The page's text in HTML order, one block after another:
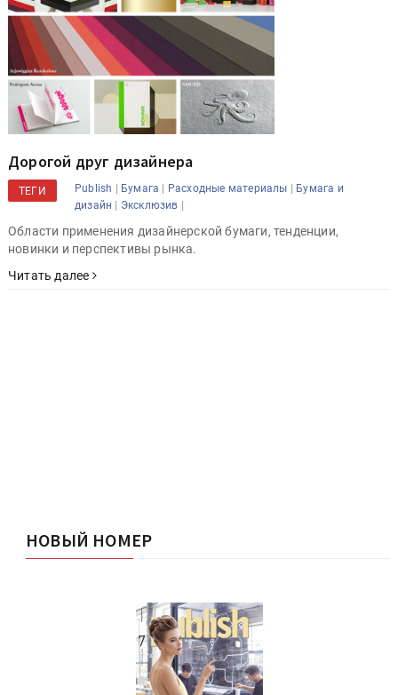
Дорогой друг дизайнера
ТЕГИ Publish | Бумага | Расходные материалы | Бумага и
дизайн | Эксклюзив |
Области применения дизайнерской бумаги, тенденции,
новинки и перспективы рынка.
Читать далее
НОВЫЙ НОМЕР